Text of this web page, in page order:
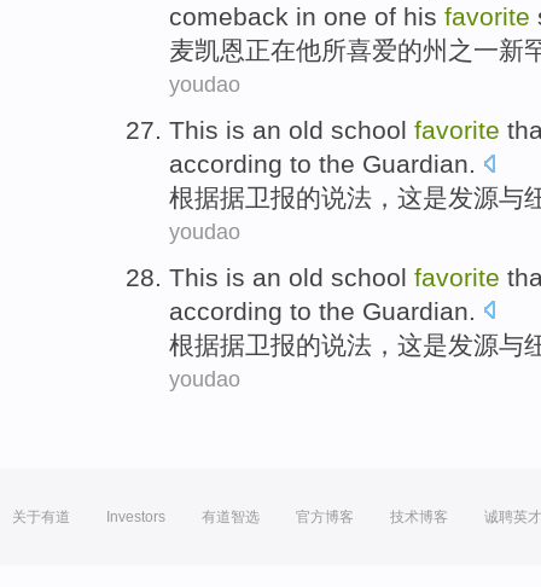
comeback in one of his favorite
麦凯恩正在他所喜爱的州 之一新
youdao
This is an old school favorite
according to the Guardian.
根据据卫报的说法， 这是发源与
youdao
This is an old school favorite
according to the Guardian
根据据卫报的说法， 这是发源与
youdao
关于有道 Investors 有道智选 官方博客 技术博客 诚聘英才